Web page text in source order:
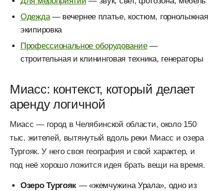
Одежда— вечернее платье, костюм, горнолыжная
экипировка
Профессиональное оборудование—
строительная и клининговая техника, генераторы
Миасс: контекст, который делает
аренду логичной
Миасс — город в Челябинской области, около 150
тыс. жителей, вытянутый вдоль реки Миасс и озера
Тургояк. У него своя география и свой характер, и
под неё хорошо ложится идея брать вещи на время.
Озеро Тургояк — «жемчужина Урала», одно из